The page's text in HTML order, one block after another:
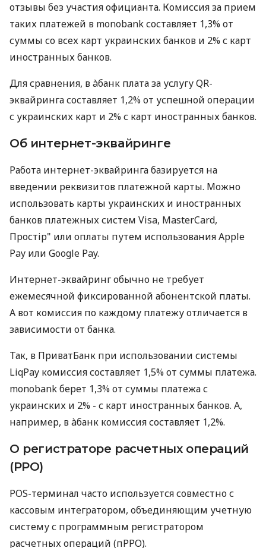
отзывы без участия официанта. Комиссия за прием
таких платежей в monobank составляет 1,3% от
суммы со всех карт украинских банков и 2% с карт
иностранных банков.
Для сравнения, в àбанк плата за услугу QR-
эквайринга составляет 1,2% от успешной операции
с украинских карт и 2% с карт иностранных банков.
Об интернет-эквайринге
Работа интернет-эквайринга базируется на
введении реквизитов платежной карты. Можно
использовать карты украинских и иностранных
банков платежных систем Visa, MasterCard,
Простір" или оплаты путем использования Apple
Pay или Google Pay.
Интернет-эквайринг обычно не требует
ежемесячной фиксированной абонентской платы.
А вот комиссия по каждому платежу отличается в
зависимости от банка.
Так, в ПриватБанк при использовании системы
LiqPay комиссия составляет 1,5% от суммы платежа.
monobank берет 1,3% от суммы платежа с
украинских и 2% - с карт иностранных банков. А,
например, в àбанк комиссия составляет 1,2%.
О регистраторе расчетных операций
(РРО)
POS-терминал часто используется совместно с
кассовым интегратором, объединяющим учетную
систему с программным регистратором
расчетных операций (пРРО).